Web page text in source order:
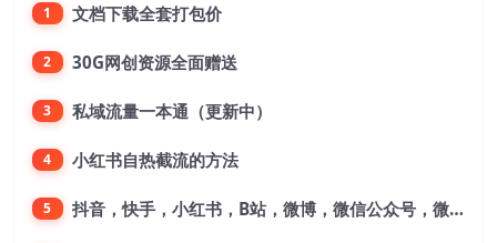
1 文档下载全套打包价
2 30G网创资源全面赠送
3 私域流量一本通（更新中）
4 小红书自热截流的方法
5 抖音，快手，小红书，B站，微博，微信公众号，微信视频号。每一个平台，都是不一样的机会，对应不一样的赚钱思路